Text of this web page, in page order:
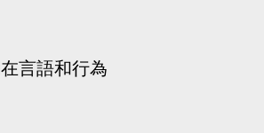
言語和行為